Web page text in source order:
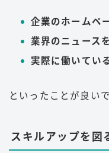
企業のホームペ
業界のニュース
実際に働いてい
といったことが良い
スキルアップを図